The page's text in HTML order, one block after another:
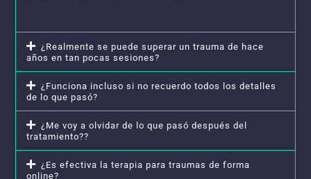
¿Realmente se puede superar un trauma de hace
años en tan pocas sesiones?
¿Funciona incluso si no recuerdo todos los detalles
de lo que pasó?
¿Me voy a olvidar de lo que pasó después del
tratamiento??
¿Es efectiva la terapia para traumas de forma
online?